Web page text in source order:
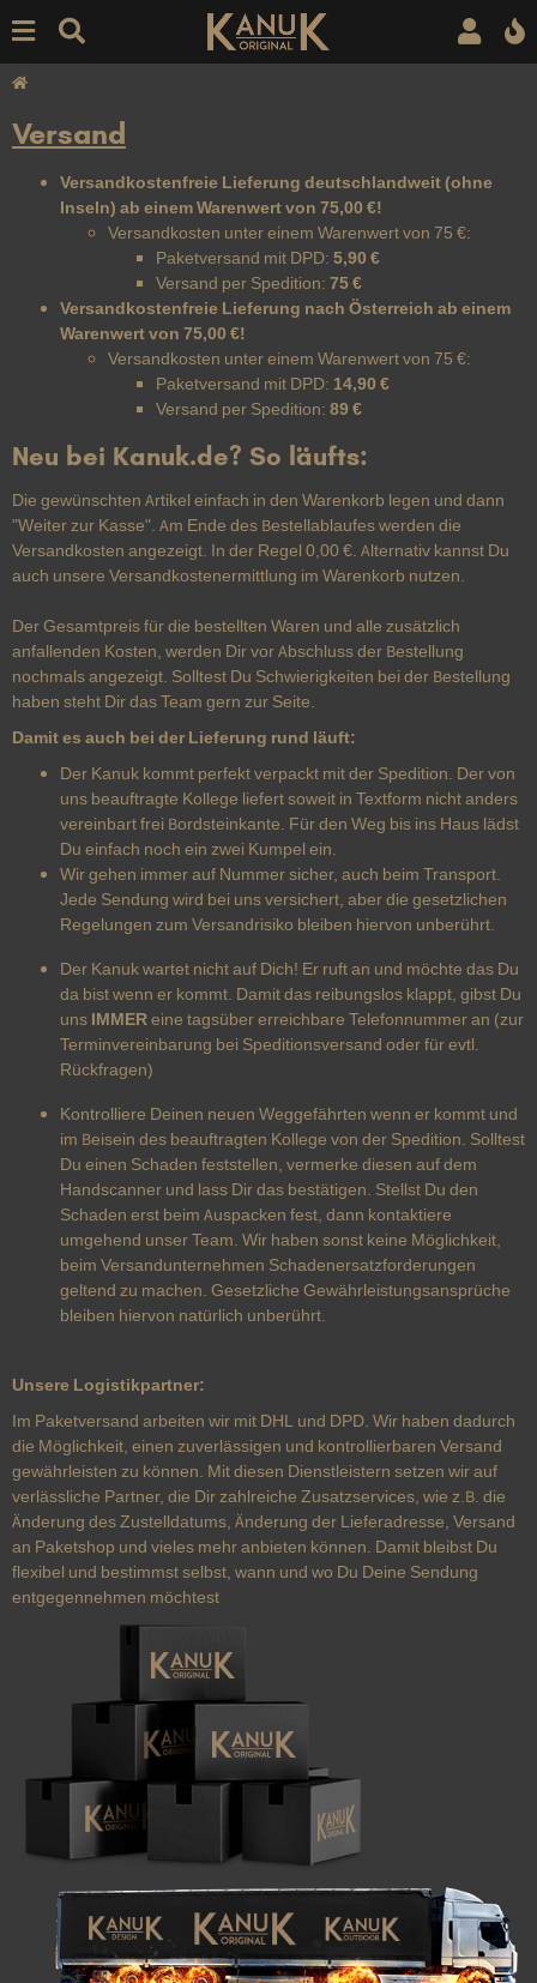
Versand
Versandkostenfreie Lieferung deutschlandweit (ohne
Inseln) ab einem Warenwert von 75,00 €!
Versandkosten unter einem Warenwert von 75 €:
Paketversand mit DPD: 5,90 €
Versand per Spedition: 75 €
Versandkostenfreie Lieferung nach Österreich ab einem
Warenwert von 75,00 €!
Versandkosten unter einem Warenwert von 75 €:
Paketversand mit DPD: 14,90 €
Versand per Spedition: 89 €
Neu bei Kanuk.de? So läufts:
Die gewünschten Artikel einfach in den Warenkorb legen und dann
"Weiter zur Kasse". Am Ende des Bestellablaufes werden die
Versandkosten angezeigt. In der Regel 0,00 €. Alternativ kannst Du
auch unsere Versandkostenermittlung im Warenkorb nutzen.
Der Gesamtpreis für die bestellten Waren und alle zusätzlich
anfallenden Kosten, werden Dir vor Abschluss der Bestellung
nochmals angezeigt. Solltest Du Schwierigkeiten bei der Bestellung
haben steht Dir das Team gern zur Seite.
Damit es auch bei der Lieferung rund läuft:
Der Kanuk kommt perfekt verpackt mit der Spedition. Der von
uns beauftragte Kollege liefert soweit in Textform nicht anders
vereinbart frei Bordsteinkante. Für den Weg bis ins Haus lädst
Du einfach noch ein zwei Kumpel ein.
Wir gehen immer auf Nummer sicher, auch beim Transport.
Jede Sendung wird bei uns versichert, aber die gesetzlichen
Regelungen zum Versandrisiko bleiben hiervon unberührt.
Der Kanuk wartet nicht auf Dich! Er ruft an und möchte das Du
da bist wenn er kommt. Damit das reibungslos klappt, gibst Du
uns IMMEReine tagsüber erreichbare Telefonnummer an (zur
Terminvereinbarung bei Speditionsversand oder für evtl.
Rückfragen)
Kontrolliere Deinen neuen Weggefährten wenn er kommt und
im Beisein des beauftragten Kollege von der Spedition. Solltest
Du einen Schaden feststellen, vermerke diesen auf dem
Handscanner und lass Dir das bestätigen. Stellst Du den
Schaden erst beim Auspacken fest, dann kontaktiere
umgehend unser Team. Wir haben sonst keine Möglichkeit,
beim Versandunternehmen Schadenersatzforderungen
geltend zu machen. Gesetzliche Gewährleistungsansprüche
bleiben hiervon natürlich unberührt.
Unsere Logistikpartner:
Im Paketversand arbeiten wir mit DHL und DPD. Wir haben dadurch
die Möglichkeit, einen zuverlässigen und kontrollierbaren Versand
gewährleisten zu können. Mit diesen Dienstleistern setzen wir auf
verlässliche Partner, die Dir zahlreiche Zusatzservices, wie z.B. die
Änderung des Zustelldatums, Änderung der Lieferadresse, Versand
an Paketshop und vieles mehr anbieten können. Damit bleibst Du
flexibel und bestimmst selbst, wann und wo Du Deine Sendung
entgegennehmen möchtest